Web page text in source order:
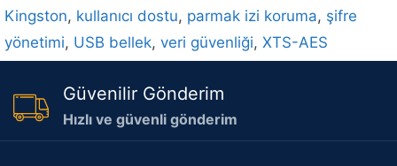
Kingston, kullanıcı dostu, parmak izi koruma, şifre
yönetimi, USB bellek, veri güvenliği, XTS-AES
Güvenilir Gönderim
Hızlı ve güvenli gönderim